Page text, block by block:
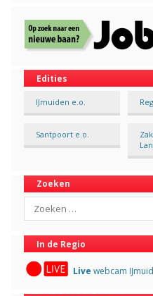
Edities
IJmuiden e.o.
Santpoort e.o.
Zoeken
Search
In de Regio
Live webcam